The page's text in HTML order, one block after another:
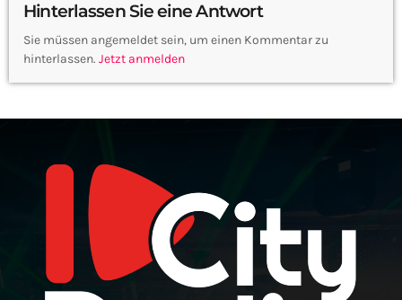
Hinterlassen Sie eine Antwort
Sie müssen angemeldet sein, um einen Kommentar zu
hinterlassen. Jetzt anmelden